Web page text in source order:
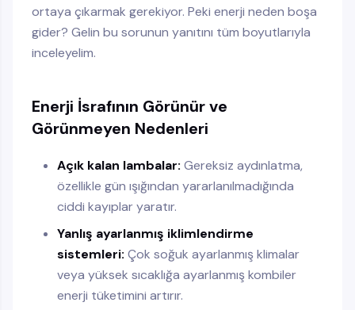
ortaya çıkarmak gerekiyor. Peki enerji neden boşa
gider? Gelin bu sorunun yanıtını tüm boyutlarıyla
inceleyelim.
Enerji İsrafının Görünür ve
Görünmeyen Nedenleri
Açık kalan lambalar: Gereksiz aydınlatma,
özellikle gün ışığından yararlanılmadığında
ciddi kayıplar yaratır.
Yanlış ayarlanmış iklimlendirme
sistemleri: Çok soğuk ayarlanmış klimalar
veya yüksek sıcaklığa ayarlanmış kombiler
enerji tüketimini artırır.